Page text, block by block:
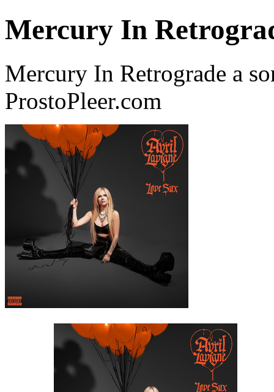
Mercury In
Mercury In Retrograde a
ProstoPleer.com